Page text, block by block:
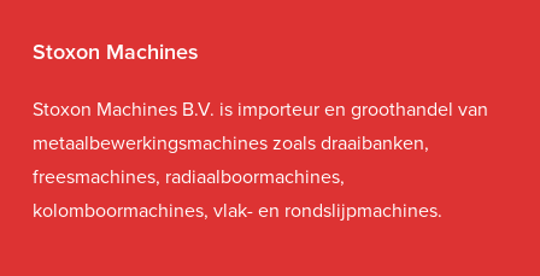
Stoxon Machines
Stoxon Machines B.V. is importeur en groothandel van
metaalbewerkingsmachines zoals draaibanken,
freesmachines, radiaalboormachines,
kolomboormachines, vlak- en rondslijpmachines.